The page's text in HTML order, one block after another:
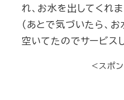
れ、お水を出してくれま
（あとで気づいたら、
空いてたのでサービス
＜スポ